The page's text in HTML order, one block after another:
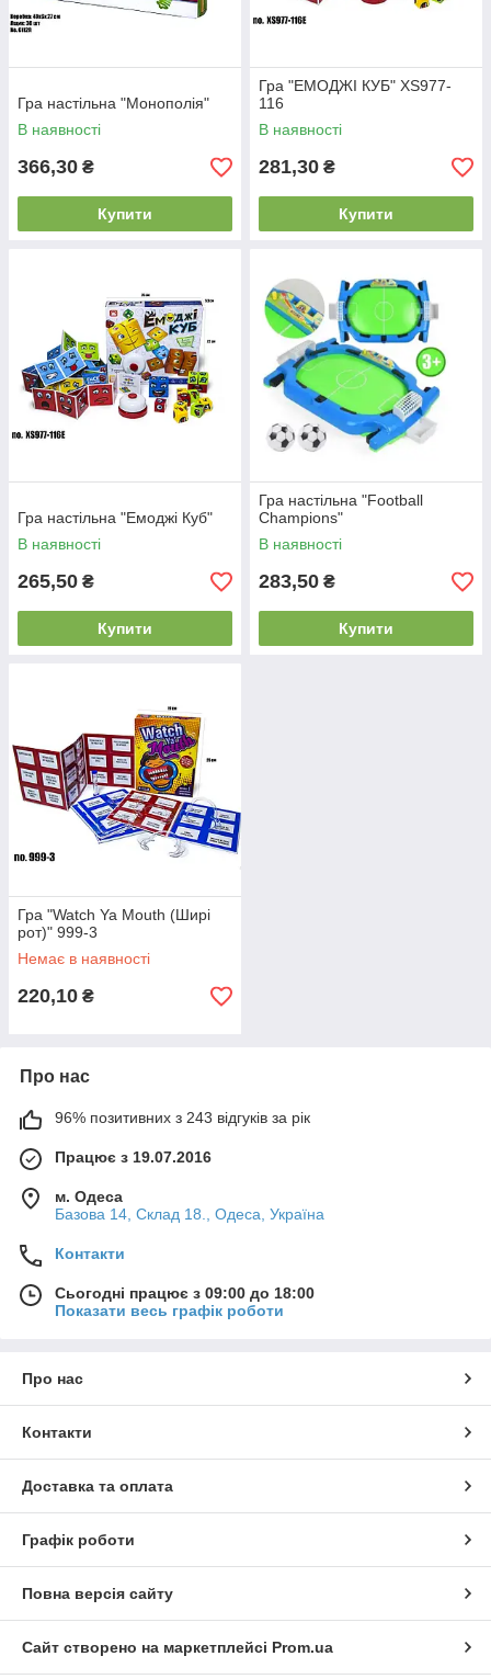
Гра настільна "Монополія"
В наявності
366,30 ₴
Купити
Гра "ЕМОДЖІ КУБ" XS977-
116
В наявності
281,30 ₴
Купити
Гра настільна "Емоджі Куб"
В наявності
265,50 ₴
Купити
Гра настільна "Football
Champions"
В наявності
283,50 ₴
Купити
Гра "Watch Ya Mouth (Ширі
рот)" 999-3
Немає в наявності
220,10 ₴
Про нас
96% позитивних з 243 відгуків за рік
Працює з 19.07.2016
м. Одеса
Базова 14, Склад 18., Одеса, Україна
Контакти
Сьогодні працює з 09:00 до 18:00
Показати весь графік роботи
Про нас
Контакти
Доставка та оплата
Графік роботи
Повна версія сайту
Сайт створено на маркетплейсі Prom.ua